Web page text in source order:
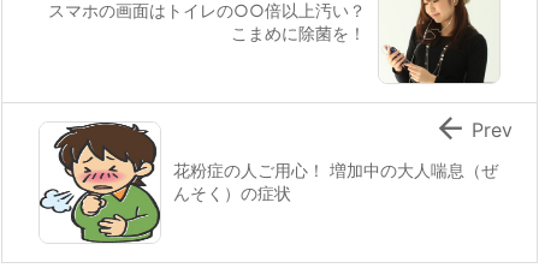
スマホの画面はトイレの○○倍以上汚い？
こまめに除菌を！
花粉症の人ご用心！ 増加中の大人喘息（ぜ
んそく）の症状
 Prev